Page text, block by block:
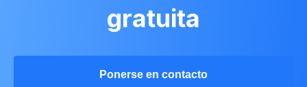
gratuita
Ponerse en contacto